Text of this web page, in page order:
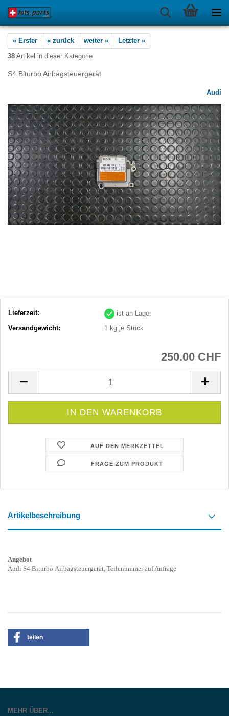
« Erster « zurück weiter »
Letzter »
38 Artikel in dieser Kategorie
S4 Biturbo Airbagsteuergerät
Audi
Lieferzeit:
ist an Lager
Versandgewicht:
1 kg je Stück
250.00 CHF
AUF DEN MERKZETTEL
FRAGE ZUM PRODUKT
Artikelbeschreibung
Angebot
Audi S4 Biturbo Airbagsteuergerät, Teilenummer auf Anfrage
teilen
MEHR ÜBER...